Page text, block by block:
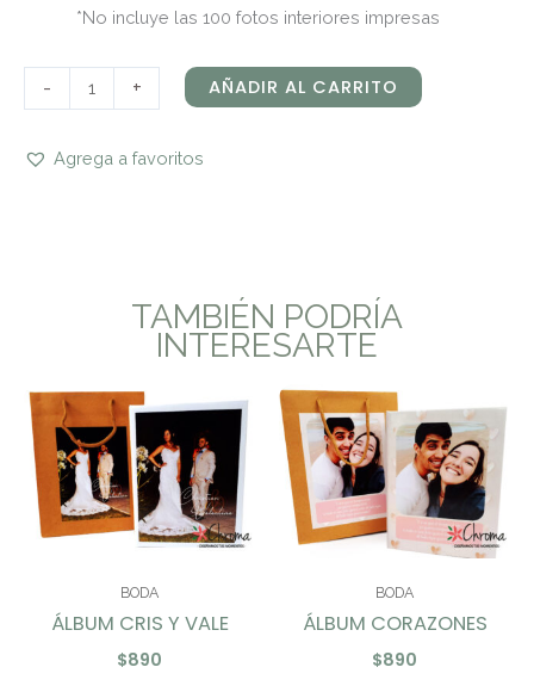
*No incluye las 100 fotos interiores impresas
- + AÑADIR AL CARRITO
Agrega a favoritos
TAMBIÉN PODRÍA
INTERESARTE
BODA
ÁLBUM CRIS Y VALE
$890
BODA
ÁLBUM CORAZONES
$890